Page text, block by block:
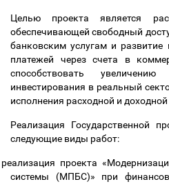
Целью проекта является
обеспечивающей свободный
банковским услугам и
платежей через счета в
способствовать
инвестирования в реальный
исполнения расходной и
Реализация Государственной
следующие виды работ:
реализация проекта
системы (МПБС)» при